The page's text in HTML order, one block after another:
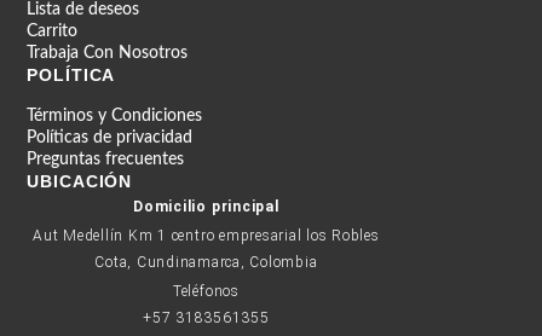
Lista de deseos
Carrito
Trabaja Con Nosotros
POLÍTICA
Términos y Condiciones
Políticas de privacidad
Preguntas frecuentes
UBICACIÓN
Domicilio principal
Aut Medellín Km 1 centro empresarial los Robles
Cota, Cundinamarca, Colombia
Teléfonos
+57 3183561355